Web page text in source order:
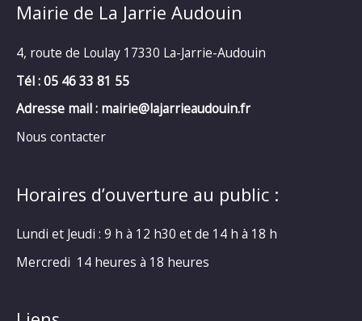
Mairie de La Jarrie Audouin
4, route de Loulay 17330 La-Jarrie-Audouin
Tél : 05 46 33 81 55
Adresse mail : mairie@lajarrieaudouin.fr
Nous contacter
Horaires d’ouverture au public :
Lundi et Jeudi : 9 h à 12 h30 et de 14 h à 18 h
Mercredi 14 heures à 18 heures